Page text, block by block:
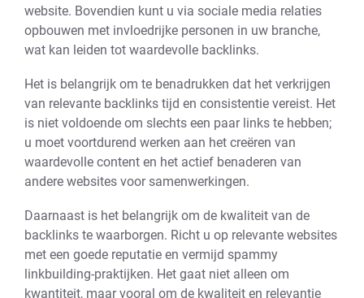
website. Bovendien kunt u via sociale media relaties
opbouwen met invloedrijke personen in uw branche,
wat kan leiden tot waardevolle backlinks.
Het is belangrijk om te benadrukken dat het verkrijgen
van relevante backlinks tijd en consistentie vereist. Het
is niet voldoende om slechts een paar links te hebben;
u moet voortdurend werken aan het creëren van
waardevolle content en het actief benaderen van
andere websites voor samenwerkingen.
Daarnaast is het belangrijk om de kwaliteit van de
backlinks te waarborgen. Richt u op relevante websites
met een goede reputatie en vermijd spammy
linkbuilding-praktijken. Het gaat niet alleen om
kwantiteit, maar vooral om de kwaliteit en relevantie